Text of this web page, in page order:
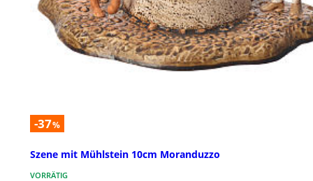
-37%
Szene mit Mühlstein 10cm Moranduzzo
VORRÄTIG